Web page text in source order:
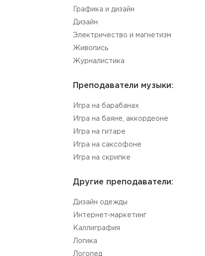
Графика и дизайн
Дизайн
Электричество и магнетизм
Живопись
Журналистика
Преподаватели музыки:
Игра на барабанах
Игра на баяне, аккордеоне
Игра на гитаре
Игра на саксофоне
Игра на скрипке
Другие преподаватели:
Дизайн одежды
Интернет-маркетинг
Каллиграфия
Логика
Логопед